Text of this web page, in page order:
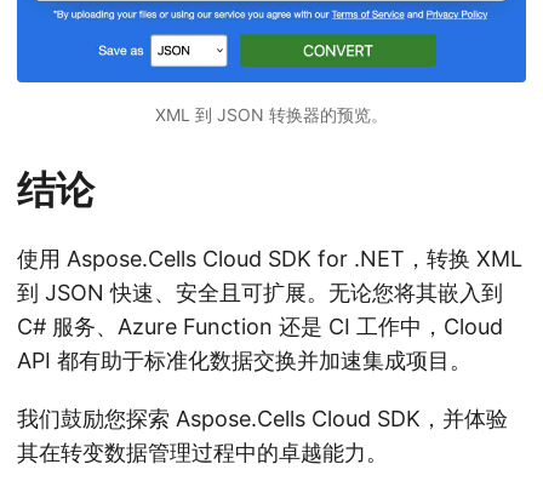
XML 到 JSON 转换器的预览。
结论
使用 Aspose.Cells Cloud SDK for .NET，转换 XML
到 JSON 快速、安全且可扩展。无论您将其嵌入到
C# 服务、Azure Function 还是 CI 工作中，Cloud
API 都有助于标准化数据交换并加速集成项目。
我们鼓励您探索 Aspose.Cells Cloud SDK，并体验
其在转变数据管理过程中的卓越能力。